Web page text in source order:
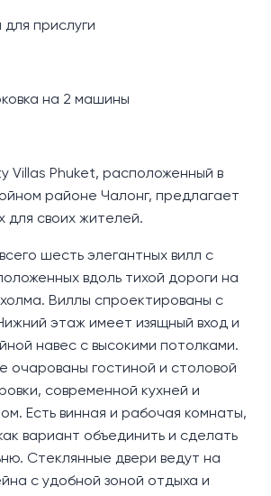
прислуги
на 2 машины
Villas Phuket, расположенный в
районе Чалонг, предлагает
для своих жителей.
шесть элегантных вилл с
вдоль тихой дороги на
Виллы спроектированы с
этаж имеет изящный вход и
навес с высокими потолками.
очарованы гостиной и столовой
современной кухней и
Есть винная и рабочая комнаты,
вариант объединить и сделать
Стеклянные двери ведут на
с удобной зоной отдыха и